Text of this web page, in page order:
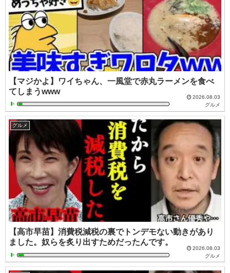
【マジかよ】ワイちゃん、一風堂で赤丸ラーメンを食べ
てしまうwww
2026.08.03
グルメ
グルメ
【高市早苗】消費税減税の裏でトンデモない動きがあり
ました。奴らを炙り出すためだったんです。
2026.08.03
グルメ